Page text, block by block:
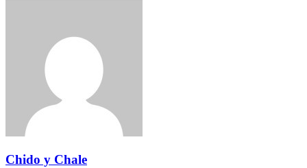
Chido y Chale